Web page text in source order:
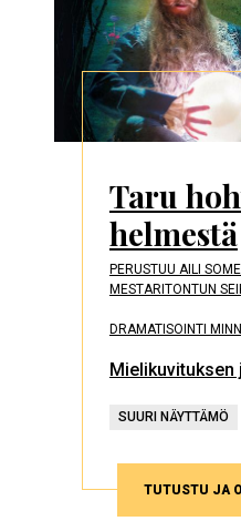
Taru
helmestä
PERUSTUU AILI
MESTARITONTUN
DRAMATISOINTI
Mielikuvituksen
SUURI NÄYTTÄMÖ
TUTUSTU JA